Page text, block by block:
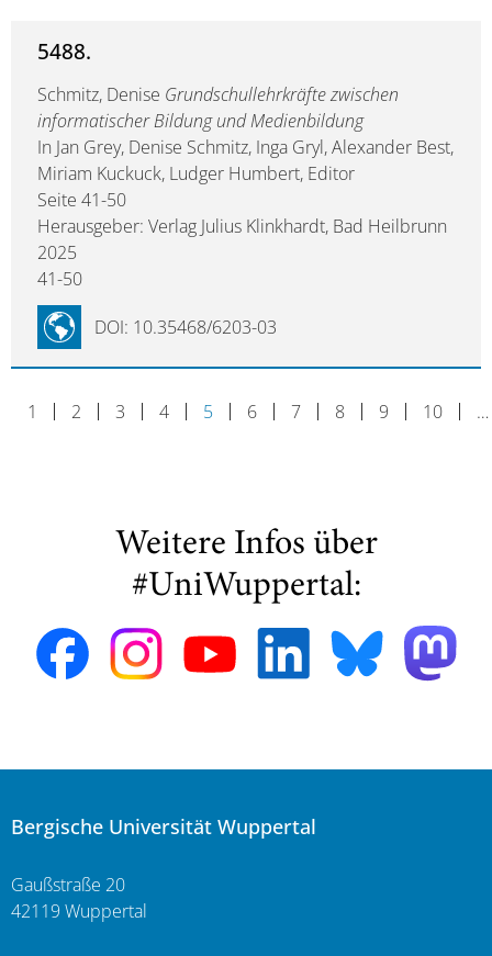
5488.
Schmitz, Denise Grundschullehrkräfte zwischen
informatischer Bildung und Medienbildung
In Jan Grey, Denise Schmitz, Inga Gryl, Alexander Best,
Miriam Kuckuck, Ludger Humbert, Editor
Seite 41-50
Herausgeber: Verlag Julius Klinkhardt, Bad Heilbrunn
2025
41-50
DOI: 10.35468/6203-03
1 2 3 4 5 6 7 8 9 10 …
Weitere Infos über
#UniWuppertal:
Bergische Universität Wuppertal
Gaußstraße 20
42119 Wuppertal